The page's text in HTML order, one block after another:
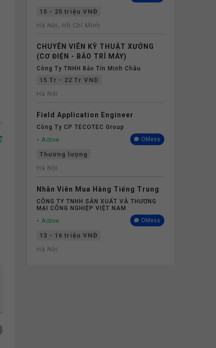
15 - 25 triệu VNĐ
Hà Nội, Hồ Chí Minh
CHUYÊN VIÊN KỸ THUẬT XƯỞNG
(CƠ ĐIỆN - BẢO TRÌ MÁY)
Công Ty TNHH Bảo Tín Minh Châu
15 Tr - 22 Tr VND
Hà Nội
Field Application Engineer
Công Ty CP TECOTEC Group
Active OMess
Thương lượng
Hà Nội
Nhân Viên Mua Hàng Tiếng Trung
CÔNG TY TNHH SẢN XUẤT VÀ THƯƠNG
MẠI CÔNG NGHIỆP VIỆT NAM
Active OMess
13 - 16 triệu VNĐ
Hà Nội